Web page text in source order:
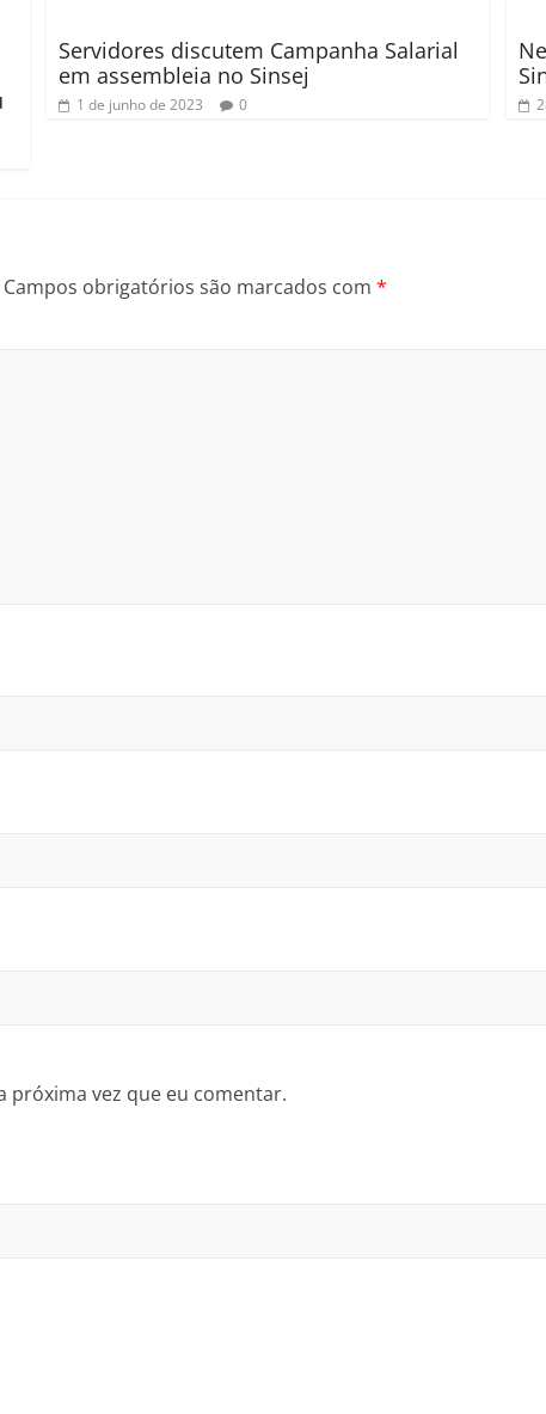
Servidores discutem Campanha Salarial
em assembleia no Sinsej
1 de junho de 2023 0
Campos obrigatórios são marcados com *
próxima vez que eu comentar.